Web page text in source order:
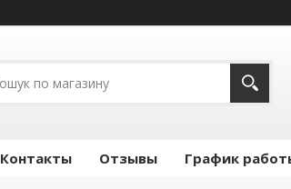
Контакты Отзывы График